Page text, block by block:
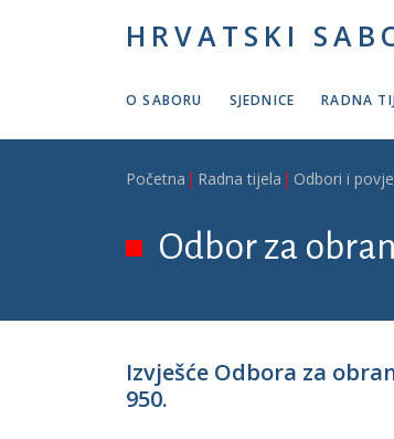
HRVATSKI
O SABORU SJEDNICE RADNA
Breadcrumb
Početna Radna tijela Odbori i
Odbor za
Izvješće Odbora za
950.